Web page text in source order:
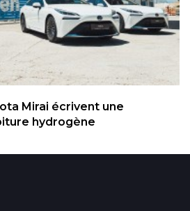
Mirai écrivent une
hydrogène